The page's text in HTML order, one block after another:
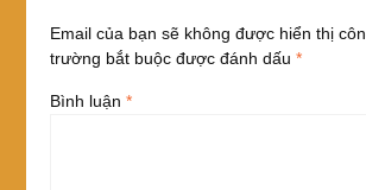
Email của bạn sẽ không được hiển thị
trường bắt buộc được đánh dấu *
Bình luận *